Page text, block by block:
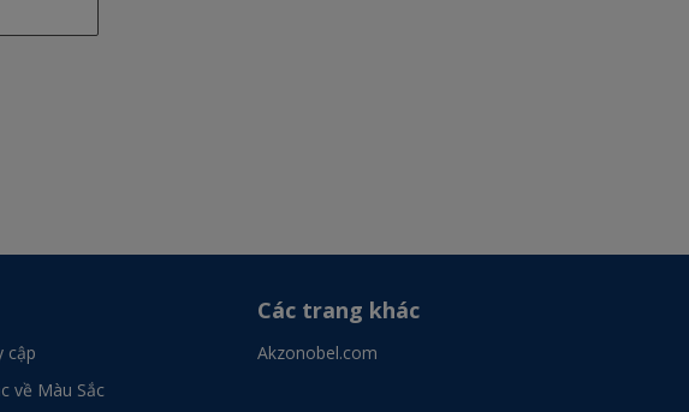
cập
về Màu Sắc
Các trang khác
Akzonobel.com